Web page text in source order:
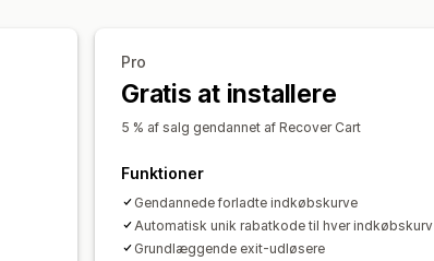
Pro
Gratis at installere
5 % af salg gendannet af Recover Cart
Funktioner
Gendannede forladte indkøbskurve
Automatisk unik rabatkode til hver indkøbskurv
Grundlæggende exit-udløsere